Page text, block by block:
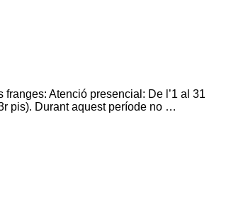
franges: Atenció presencial: De l’1 al 31
pis). Durant aquest període no …